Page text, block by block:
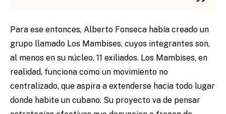
Para ese entonces, Alberto Fonseca había creado un
grupo llamado Los Mambises, cuyos integrantes son,
al menos en su núcleo, 11 exiliados. Los Mambises, en
realidad, funciona como un movimiento no
centralizado, que aspira a extenderse hacia todo lugar
donde habite un cubano. Su proyecto va de pensar